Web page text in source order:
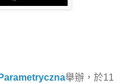
舉辦，於11